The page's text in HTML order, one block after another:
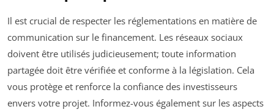
Il est crucial de respecter les réglementations en matière de
communication sur le financement. Les réseaux sociaux
doivent être utilisés judicieusement; toute information
partagée doit être vérifiée et conforme à la législation. Cela
vous protège et renforce la confiance des investisseurs
envers votre projet. Informez-vous également sur les aspects